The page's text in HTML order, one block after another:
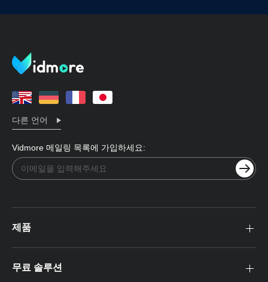
다른 언어
Vidmore 메일링 목록에 가입하세요:
제품
무료 솔루션